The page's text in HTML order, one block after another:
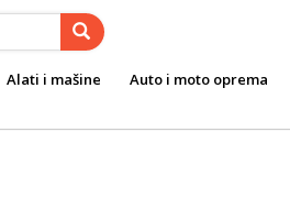
Alati i mašine Auto i moto oprema